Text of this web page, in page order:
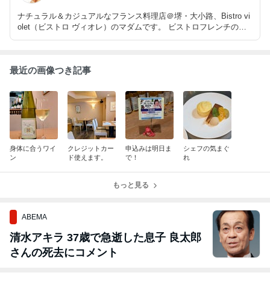
ナチュラル＆カジュアルなフランス料理店＠堺・大小路、Bistro vi
olet（ビストロ ヴィオレ）のマダムです。 ビストロフレンチの料
理のこと、フランスワインのこと、そして時々マラソンのこと。
最近の画像つき記事
身体に合うワイ
ン
クレジットカー
ド使えます。
申込みは明日ま
で！
シェフの気まぐ
れ
もっと見る
ABEMA
清水アキラ 37歳で急逝した息子 良太郎
さんの死去にコメント